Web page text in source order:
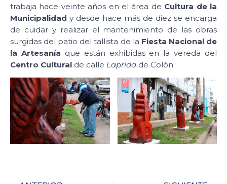
trabaja hace veinte años en el área de Cultura de la
Municipalidad y desde hace más de diez se encarga
de cuidar y realizar el mantenimiento de las obras
surgidas del patio del tallista de la Fiesta Nacional de
la Artesanía que están exhibidas en la vereda del
Centro Cultural de calle Laprida de Colón.